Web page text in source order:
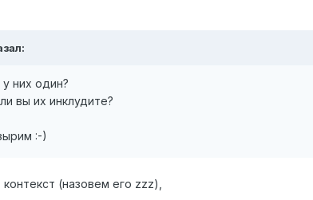
них один?
вы их инклудите?
:-)
(назовем его zzz),